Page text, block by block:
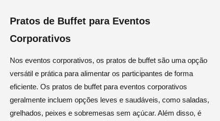
Pratos de Buffet para Eventos
Corporativos
Nos eventos corporativos, os pratos de buffet são uma opção
versátil e prática para alimentar os participantes de forma
eficiente. Os pratos de buffet para eventos corporativos
geralmente incluem opções leves e saudáveis, como saladas,
grelhados, peixes e sobremesas sem açúcar. Além disso, é